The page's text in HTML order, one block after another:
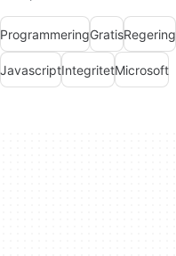
ProgrammeringGratisRegering
JavascriptIntegritetMicrosoft